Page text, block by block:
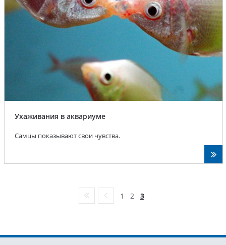
Ухаживания в аквариуме
Самцы показывают свои чувства.
1 2 3